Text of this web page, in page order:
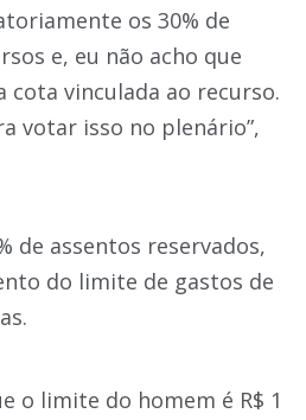
os 30% de
e, eu não acho que
cota vinculada ao recurso.
votar isso no plenário”,
de assentos reservados,
do limite de gastos de
o limite do homem é R$ 1